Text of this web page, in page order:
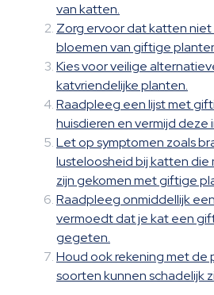
van katten.
Zorg ervoor dat katten
bloemen van giftige
Kies voor veilige
katvriendelijke planten.
Raadpleeg een lijst met
huisdieren en vermijd deze
Let op symptomen zoals
lusteloosheid bij katten die
zijn gekomen met giftige
Raadpleeg onmiddellijk
vermoedt dat je kat een
gegeten.
Houd ook rekening met de
soorten kunnen schadelijk